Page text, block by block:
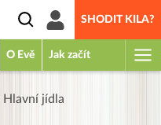
SHODIT KILA?
O Evě Jak začít
Hlavní jídla